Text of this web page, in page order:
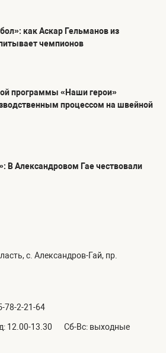
как Аскар Гельманов из
чемпионов
программы «Наши герои»
процессом на швейной
В Александровом Гае чествовали
с. Александров-Гай, пр.
78-2-21-64
12.00-13.30 Сб-Вс: выходные